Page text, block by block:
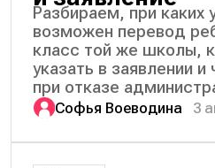
Разбираем, при каких
возможен перевод
класс той же школы,
указать в заявлении и
при отказе
Софья Воеводина 3